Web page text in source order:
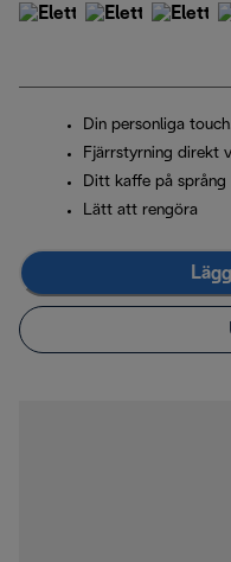
Din personliga
Fjärrstyrning direkt
Ditt kaffe på språng
Lätt att rengöra